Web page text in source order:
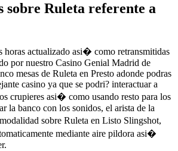
sobre Ruleta referente a
horas actualizado asi� como retransmitidas
por nuestro Casino Genial Madrid de
mesas de Ruleta en Presto adonde podras
casino ya que se podri? interactuar a
crupieres asi� como usando resto para los
la banco con los sonidos, el arista de la
sobre Ruleta en Listo Slingshot,
mediante aire pildora asi�